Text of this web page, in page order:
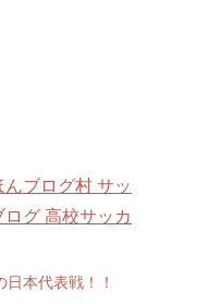
日本代表戦！！